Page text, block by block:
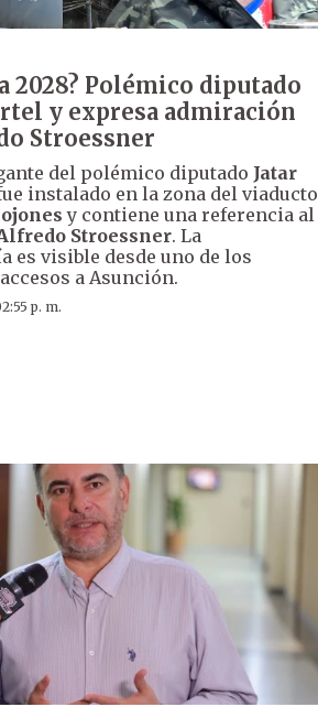
2028? Polémico diputado
y expresa admiración
Stroessner
del polémico diputado Jatar
instalado en la zona del viaducto
y contiene una referencia al
Stroessner. La
es visible desde uno de los
a Asunción.
p. m.